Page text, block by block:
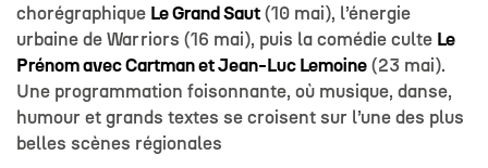
chorégraphique Le Grand Saut (10 mai), l’énergie
urbaine de Warriors (16 mai), puis la comédie culte Le
Prénom avec Cartman et Jean-Luc Lemoine (23 mai).
Une programmation foisonnante, où musique, danse,
humour et grands textes se croisent sur l’une des plus
belles scènes régionales